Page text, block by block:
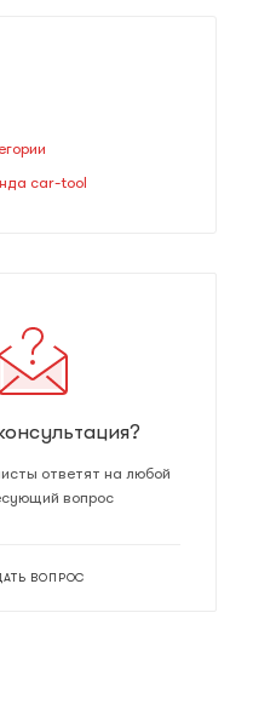
car-tool
ответят на любой
вопрос
ВОПРОС